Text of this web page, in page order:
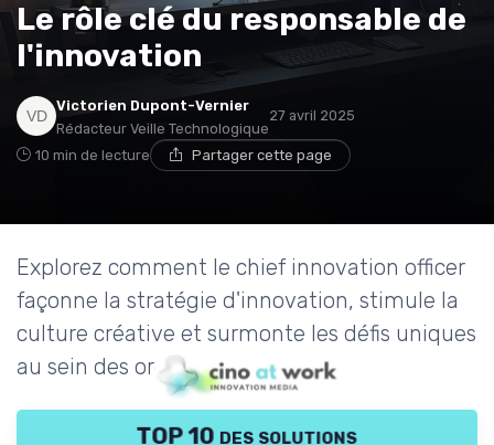
Le rôle clé du responsable de
l'innovation
Victorien Dupont-Vernier
Rédacteur Veille Technologique
27 avril 2025
10 min de lecture Partager cette page
Explorez comment le chief innovation officer
façonne la stratégie d'innovation, stimule la
culture créative et surmonte les défis uniques
au sein des organisations.
TOP 10 des solutions